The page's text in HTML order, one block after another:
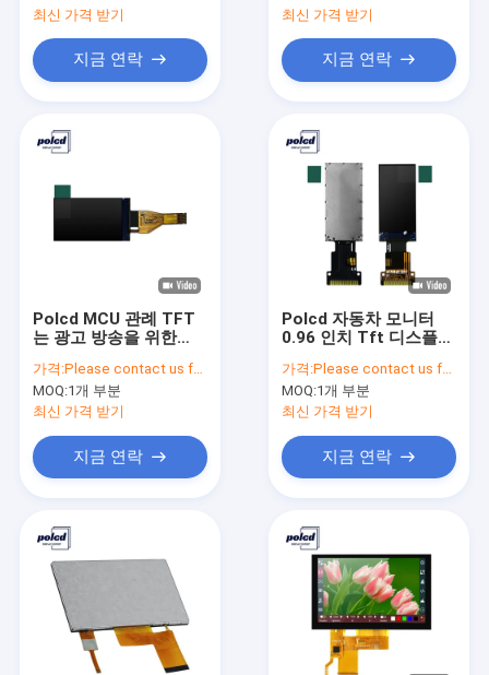
최신 가격 받기
지금 연락
최신 가격 받기
지금 연락
Polcd MCU 관례 TFT
는 광고 방송을 위한
스크린을 표시합니다
가격:Please contact us for latest price
MOQ:1개 부분
최신 가격 받기
지금 연락
Polcd 자동차 모니터
0.96 인치 Tft 디스플레
Tft RGB 스크린
가격:Please contact us for latest price
MOQ:1개 부분
최신 가격 받기
지금 연락